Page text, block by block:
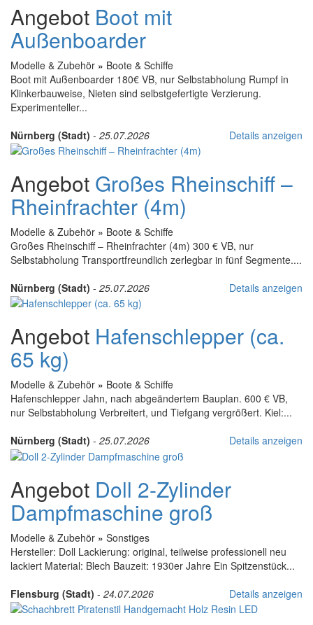
Angebot Boot mit
Außenboarder
Modelle & Zubehör » Boote & Schiffe
Boot mit Außenboarder 180€ VB, nur Selbstabholung Rumpf in
Klinkerbauweise, Nieten sind selbstgefertigte Verzierung.
Experimenteller...
Nürnberg (Stadt) - 25.07.2026 Details anzeigen
Angebot Großes Rheinschiff –
Rheinfrachter (4m)
Modelle & Zubehör » Boote & Schiffe
Großes Rheinschiff – Rheinfrachter (4m) 300 € VB, nur
Selbstabholung Transportfreundlich zerlegbar in fünf Segmente....
Nürnberg (Stadt) - 25.07.2026 Details anzeigen
Angebot Hafenschlepper (ca.
65 kg)
Modelle & Zubehör » Boote & Schiffe
Hafenschlepper Jahn, nach abgeändertem Bauplan. 600 € VB,
nur Selbstabholung Verbreitert, und Tiefgang vergrößert. Kiel:...
Nürnberg (Stadt) - 25.07.2026 Details anzeigen
Angebot Doll 2-Zylinder
Dampfmaschine groß
Modelle & Zubehör » Sonstiges
Hersteller: Doll Lackierung: original, teilweise professionell neu
lackiert Material: Blech Bauzeit: 1930er Jahre Ein Spitzenstück...
Flensburg (Stadt) - 24.07.2026 Details anzeigen